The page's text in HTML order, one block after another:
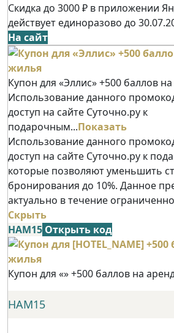
Скидка до 3000 ₽ в приложении
действует единоразово до
На сайт
Купон для «Эллис» +500 баллов
Использование данного
доступ на сайте Суточно.ру к
подарочным...Показать
Использование данного
доступ на сайте Суточно.ру к
которые позволяют уменьшить
бронирования до 10%. Данное
актуально в течение
Скрыть
НАМ15 Открыть код
Купон для «» +500 баллов на
НАМ15